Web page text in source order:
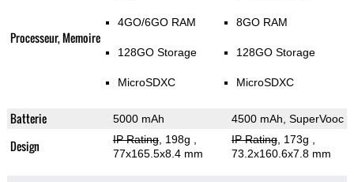
Processeur, Memoire
4GO/6GO RAM
128GO Storage
MicroSDXC
8GO RAM
128GO Storage
MicroSDXC
Batterie 5000 mAh 4500 mAh, SuperVooc
Design IP Rating, 198g
77x165.5x8.4 mm
IP Rating, 173g
73.2x160.6x7.8 mm